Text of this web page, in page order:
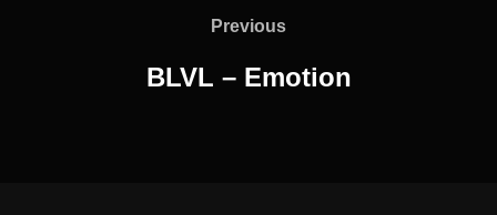
Previous
Previous
BLVL – Emotion